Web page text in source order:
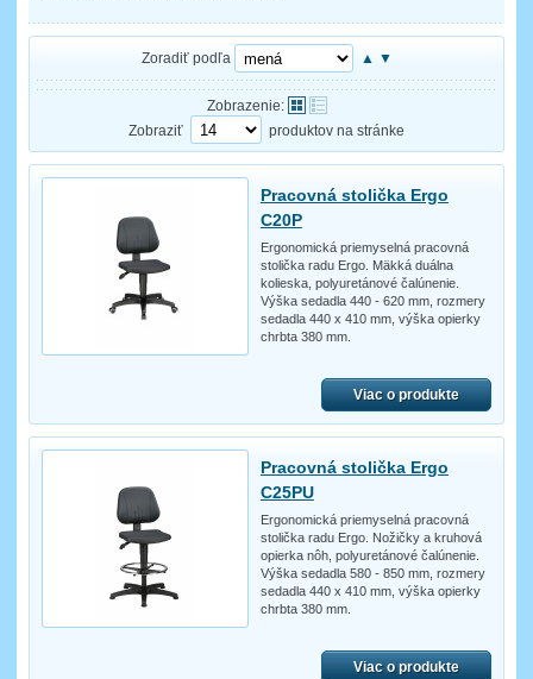
Zoradiť podľa ▲ ▼
Zobrazenie:
Zobraziť
produktov na stránke
Pracovná stolička Ergo
C20P
Ergonomická priemyselná pracovná
stolička radu Ergo. Mäkká duálna
kolieska, polyuretánové čalúnenie.
Výška sedadla 440 - 620 mm, rozmery
sedadla 440 x 410 mm, výška opierky
chrbta 380 mm.
Viac o produkte
Pracovná stolička Ergo
C25PU
Ergonomická priemyselná pracovná
stolička radu Ergo. Nožičky a kruhová
opierka nôh, polyuretánové čalúnenie.
Výška sedadla 580 - 850 mm, rozmery
sedadla 440 x 410 mm, výška opierky
chrbta 380 mm.
Viac o produkte